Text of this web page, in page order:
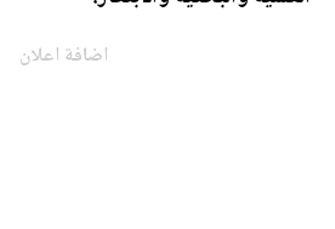
اضافة اعلان